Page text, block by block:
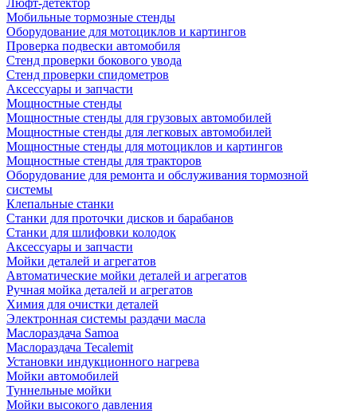
Люфт-детектор
Мобильные тормозные стенды
Оборудование для мотоциклов и картингов
Проверка подвески автомобиля
Стенд проверки бокового увода
Стенд проверки спидометров
Аксессуары и запчасти
Мощностные стенды
Мощностные стенды для грузовых автомобилей
Мощностные стенды для легковых автомобилей
Мощностные стенды для мотоциклов и картингов
Мощностные стенды для тракторов
Оборудование для ремонта и обслуживания тормозной
системы
Клепальные станки
Станки для проточки дисков и барабанов
Станки для шлифовки колодок
Аксессуары и запчасти
Мойки деталей и агрегатов
Автоматические мойки деталей и агрегатов
Ручная мойка деталей и агрегатов
Химия для очистки деталей
Электронная системы раздачи масла
Маслораздача Samoa
Маслораздача Tecalemit
Установки индукционного нагрева
Мойки автомобилей
Туннельные мойки
Мойки высокого давления